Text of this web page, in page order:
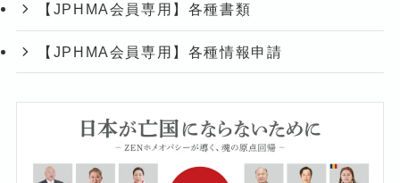
【JPHMA会員専用】各種書類
【JPHMA会員専用】各種情報申請